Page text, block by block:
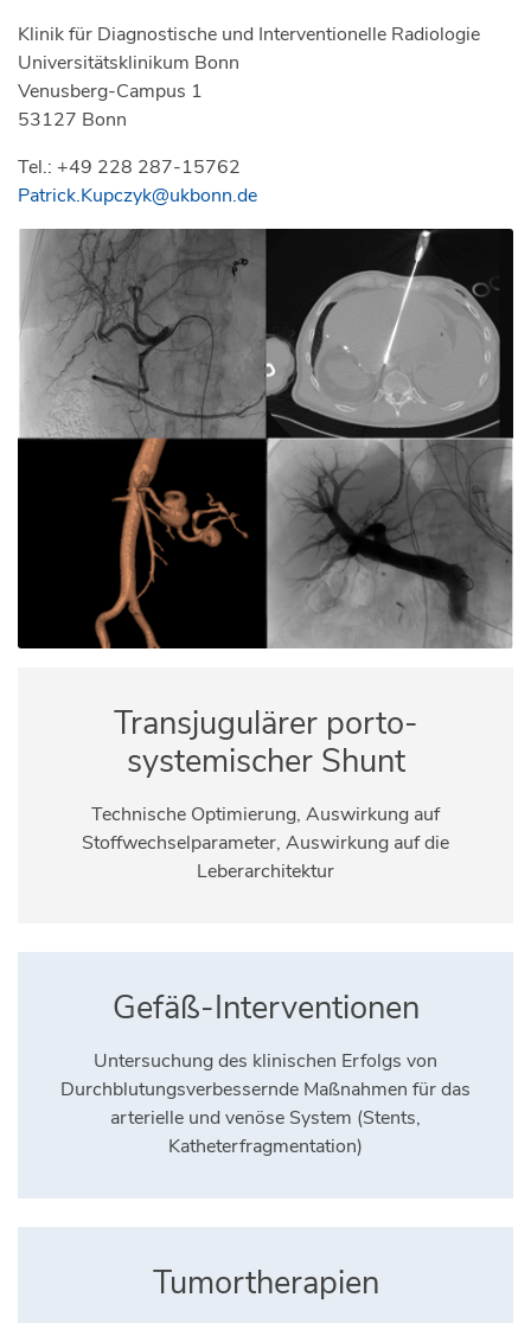
Klinik für Diagnostische und Interventionelle Radiologie
Universitätsklinikum Bonn
Venusberg-Campus 1
53127 Bonn
Tel.: +49 228 287-15762
Patrick.Kupczyk@ukbonn.de
Transjugulärer porto-
systemischer Shunt
Technische Optimierung, Auswirkung auf
Stoffwechselparameter, Auswirkung auf die
Leberarchitektur
Gefäß-Interventionen
Untersuchung des klinischen Erfolgs von
Durchblutungsverbessernde Maßnahmen für das
arterielle und venöse System (Stents,
Katheterfragmentation)
Tumortherapien